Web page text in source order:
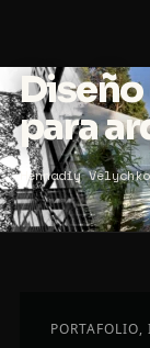
para
Hennadiy Velychko